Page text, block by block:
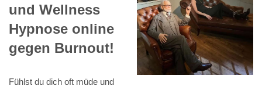
und Wellness
Hypnose online
gegen Burnout!
Fühlst du dich oft müde und